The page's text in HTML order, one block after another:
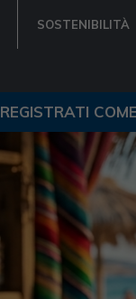
SOSTENIBILITÀ